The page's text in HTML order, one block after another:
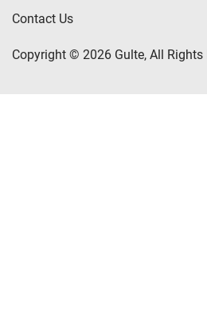
Contact Us
Copyright © 2026 Gulte, All Rights